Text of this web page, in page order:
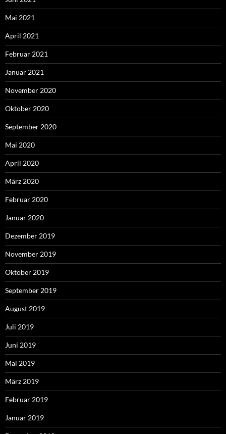
Mai 2021
April 2021
Februar 2021
Januar 2021
November 2020
Oktober 2020
September 2020
Mai 2020
April 2020
März 2020
Februar 2020
Januar 2020
Dezember 2019
November 2019
Oktober 2019
September 2019
August 2019
Juli 2019
Juni 2019
Mai 2019
März 2019
Februar 2019
Januar 2019